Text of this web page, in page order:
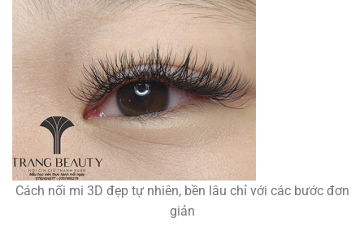
Cách nối mi 3D đẹp tự nhiên, bền lâu chỉ với các bước đơn
giản